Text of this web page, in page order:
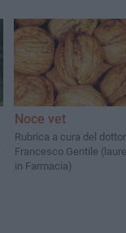
Noce vet
Rubrica a cura del dottor
Francesco Gentile
in Farmacia)